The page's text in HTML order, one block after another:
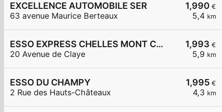
1,990 €
5,4 km
EXCELLENCE AUTOMOBILE SER
63 avenue Maurice Berteaux
1,993 €
5,9 km
ESSO EXPRESS CHELLES MONT CHALAS
20 Avenue de Claye
1,995 €
4,3 km
ESSO DU CHAMPY
2 Rue des Hauts-Châteaux